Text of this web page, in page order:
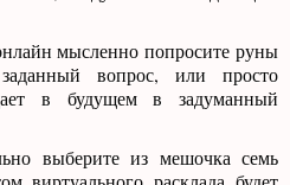
мысленно попросите руны
вопрос, или просто
в будущем в задуманный
выберите из мешочка семь